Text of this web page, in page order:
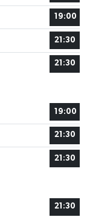
19:00
21:30
21:30
19:00
21:30
21:30
21:30